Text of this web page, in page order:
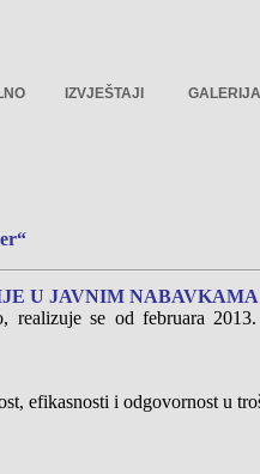
IZVJEŠTAJI GALERIJA
U JAVNIM
realizuje se od februara
efikasnosti i odgovornost u